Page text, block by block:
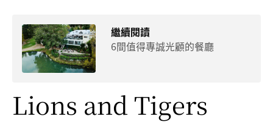
繼續閱讀
6間值得專誠光顧的餐廳
Lions and Tigers